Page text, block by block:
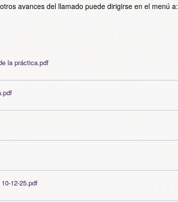
avances del llamado puede dirigirse en el menú a:
la práctica.pdf
12-25.pdf